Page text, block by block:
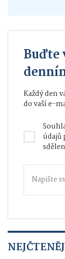
Buďte
Každý den
do vaší e-
údajů